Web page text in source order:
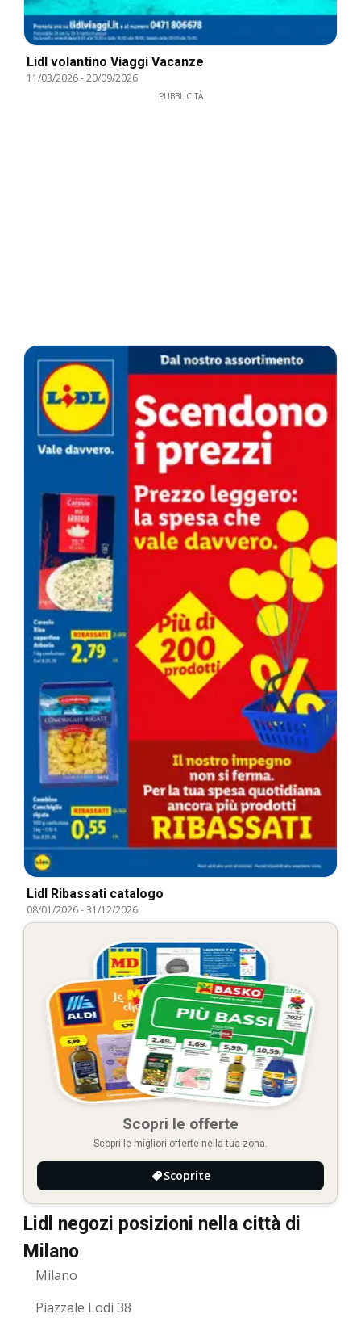
Lidl volantino Viaggi Vacanze
11/03/2026-20/09/2026
PUBBLICITÀ
Lidl Ribassati catalogo
08/01/2026-31/12/2026
Scopri le offerte
Scopri le migliori offerte nella tua zona.
Scoprite
Lidl negozi posizioni nella città di
Milano
Milano
Piazzale Lodi 38